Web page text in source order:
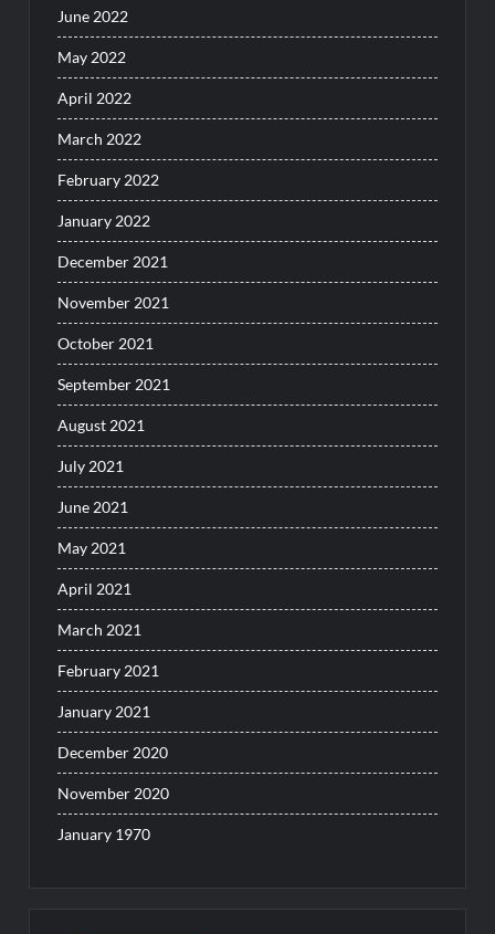
June 2022
May 2022
April 2022
March 2022
February 2022
January 2022
December 2021
November 2021
October 2021
September 2021
August 2021
July 2021
June 2021
May 2021
April 2021
March 2021
February 2021
January 2021
December 2020
November 2020
January 1970